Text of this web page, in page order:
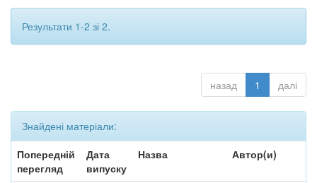
Результати 1-2 зі 2.
назад 1 далі
Знайдені матеріали:
Попередній
перегляд
Дата
випуску
Назва Автор(и)